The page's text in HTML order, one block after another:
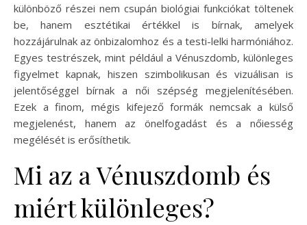
különböző részei nem csupán biológiai funkciókat töltenek
be, hanem esztétikai értékkel is bírnak, amelyek
hozzájárulnak az önbizalomhoz és a testi-lelki harmóniához.
Egyes testrészek, mint például a Vénuszdomb, különleges
figyelmet kapnak, hiszen szimbolikusan és vizuálisan is
jelentőséggel bírnak a női szépség megjelenítésében.
Ezek a finom, mégis kifejező formák nemcsak a külső
megjelenést, hanem az önelfogadást és a nőiesség
megélését is erősíthetik.
Mi az a Vénuszdomb és
miért különleges?